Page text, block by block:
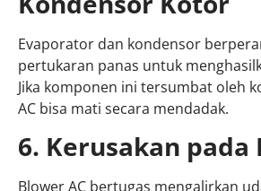
Evaporator dan kondensor
pertukaran panas untuk
Jika komponen ini tersumbat oleh
AC bisa mati secara mendadak.
6. Kerusakan pada
Blower AC bertugas mengalirkan